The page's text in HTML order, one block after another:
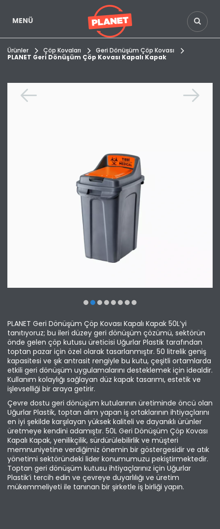
MENÜ
Ürünler Çöp Kovaları
Geri Dönüşüm Çöp Kovası
PLANET Geri Dönüşüm Çöp Kovası Kapalı Kapak
PLANET Geri Dönüşüm Çöp Kovası Kapalı Kapak 50L’yi
tanıtıyoruz; bu ileri düzey geri dönüşüm çözümü, sektörün
önde gelen çöp kutusu üreticisi Uğurlar Plastik tarafından
toptan pazar için özel olarak tasarlanmıştır. 50 litrelik geniş
kapasitesi ve şık antrasit rengiyle bu kutu, çeşitli ortamlarda
etkili geri dönüşüm uygulamalarını desteklemek için idealdir.
Kullanım kolaylığı sağlayan düz kapak tasarımı, estetik ve
işlevselliği bir araya getirir.
Çevre dostu geri dönüşüm kutularının üretiminde öncü olan
Uğurlar Plastik, toptan alım yapan iş ortaklarının ihtiyaçlarını
en iyi şekilde karşılayan yüksek kaliteli ve dayanıklı ürünler
üretmeye kendini adamıştır. 50L Geri Dönüşüm Çöp Kovası
Kapalı Kapak, yenilikçilik, sürdürülebilirlik ve müşteri
memnuniyetine verdiğimiz önemin bir göstergesidir ve atık
yönetimi sektöründeki lider konumumuzu pekiştirmektedir.
Toptan geri dönüşüm kutusu ihtiyaçlarınız için Uğurlar
Plastik’i tercih edin ve çevreye duyarlılığı ve üretim
mükemmeliyeti ile tanınan bir şirketle iş birliği yapın.